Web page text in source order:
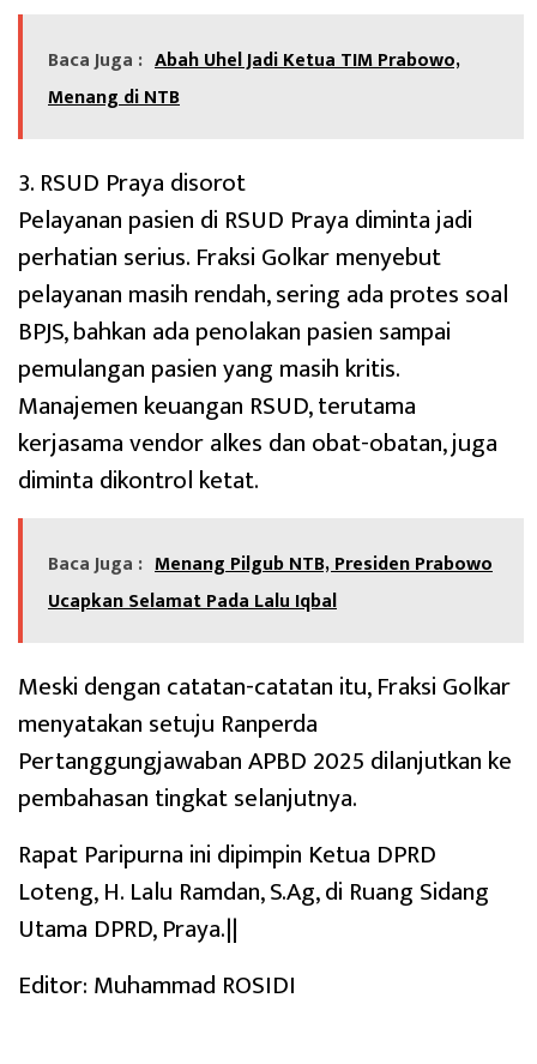
Baca Juga : Abah Uhel Jadi Ketua TIM Prabowo,
Menang di NTB
3. RSUD Praya disorot
Pelayanan pasien di RSUD Praya diminta jadi
perhatian serius. Fraksi Golkar menyebut
pelayanan masih rendah, sering ada protes soal
BPJS, bahkan ada penolakan pasien sampai
pemulangan pasien yang masih kritis.
Manajemen keuangan RSUD, terutama
kerjasama vendor alkes dan obat-obatan, juga
diminta dikontrol ketat.
Baca Juga : Menang Pilgub NTB, Presiden Prabowo
Ucapkan Selamat Pada Lalu Iqbal
Meski dengan catatan-catatan itu, Fraksi Golkar
menyatakan setuju Ranperda
Pertanggungjawaban APBD 2025 dilanjutkan ke
pembahasan tingkat selanjutnya.
Rapat Paripurna ini dipimpin Ketua DPRD
Loteng, H. Lalu Ramdan, S.Ag, di Ruang Sidang
Utama DPRD, Praya.||
Editor: Muhammad ROSIDI